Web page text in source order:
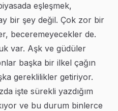
eşleşmek,
bir şey değil. Çok zor bir
beceremeyecekler de.
var. Aşk ve güdüler
başka bir ilkel çağın
gereklilikler getiriyor.
işte sürekli yazdığım
ve bu durum binlerce